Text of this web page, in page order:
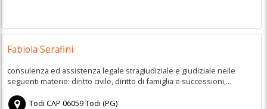
Fabiola Serafini
consulenza ed assistenza legale stragiudiziale e giudiziale nelle
seguenti materie: diritto civile, diritto di famiglia e successioni,...
Todi CAP06059Todi (PG)